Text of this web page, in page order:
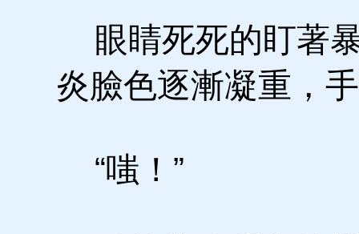
眼睛死死的盯著
炎臉色逐漸凝重，
“嗤！”